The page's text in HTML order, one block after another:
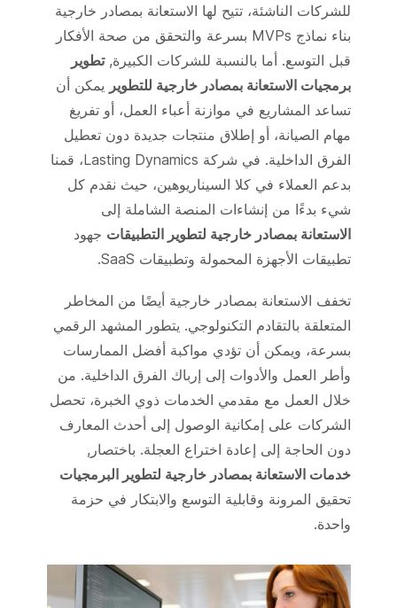
للشركات الناشئة، تتيح لها الاستعانة بمصادر خارجية
بناء نماذج MVPs بسرعة والتحقق من صحة الأفكار
قبل التوسع. أما بالنسبة للشركات الكبيرة,تطوير
برمجيات الاستعانة بمصادر خارجية للتطوير يمكن أن
تساعد المشاريع في موازنة أعباء العمل، أو تفريغ
مهام الصيانة، أو إطلاق منتجات جديدة دون تعطيل
الفرق الداخلية. في شركة Lasting Dynamics، قمنا
بدعم العملاء في كلا السيناريوهين، حيث نقدم كل
شيء بدءًا من إنشاءات المنصة الشاملة إلى
الاستعانة بمصادر خارجية لتطوير التطبيقات جهود
تطبيقات الأجهزة المحمولة وتطبيقات SaaS.
تخفف الاستعانة بمصادر خارجية أيضًا من المخاطر
المتعلقة بالتقادم التكنولوجي. يتطور المشهد الرقمي
بسرعة، ويمكن أن تؤدي مواكبة أفضل الممارسات
وأطر العمل والأدوات إلى إرباك الفرق الداخلية. من
خلال العمل مع مقدمي الخدمات ذوي الخبرة، تحصل
الشركات على إمكانية الوصول إلى أحدث المعارف
دون الحاجة إلى إعادة اختراع العجلة. باختصار,
خدمات الاستعانة بمصادر خارجية لتطوير البرمجيات
تحقيق المرونة وقابلية التوسع والابتكار في حزمة
واحدة.